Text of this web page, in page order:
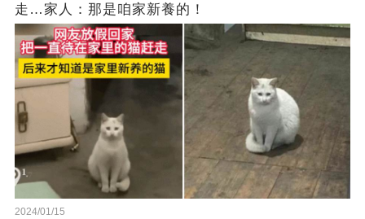
走…家人：那是咱家新養的！
2024/01/15